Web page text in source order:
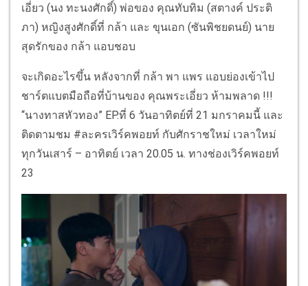
เอี่ยว (นง ทะนงศักดิ์) พ่อของ คุณทับทิม (สตางค์ ประติ
ภา) หญิงสูงศักดิ์ที่ กล้า และ ขุนเอก (ซันพิชยดนย์) นาย
สุดรักของ กล้า แอบชอบ
จะเกิดอะไรขึ้น หลังจากที่ กล้า พา แพร แอบย่องเข้าไป
ชาร์ตแบตมือถือที่บ้านของ คุณพระเอี่ยว ห้ามพลาด !!!
“นางทาสหัวทอง” EP.ที่ 6 วันอาทิตย์ที่ 21 มกราคมนี้ และ
ติดตามชม #ละครเวิร์คพอยท์ กับศักราชใหม่ เวลาใหม่
ทุกวันเสาร์ – อาทิตย์ เวลา 20.05 น. ทางช่องเวิร์คพอยท์
23